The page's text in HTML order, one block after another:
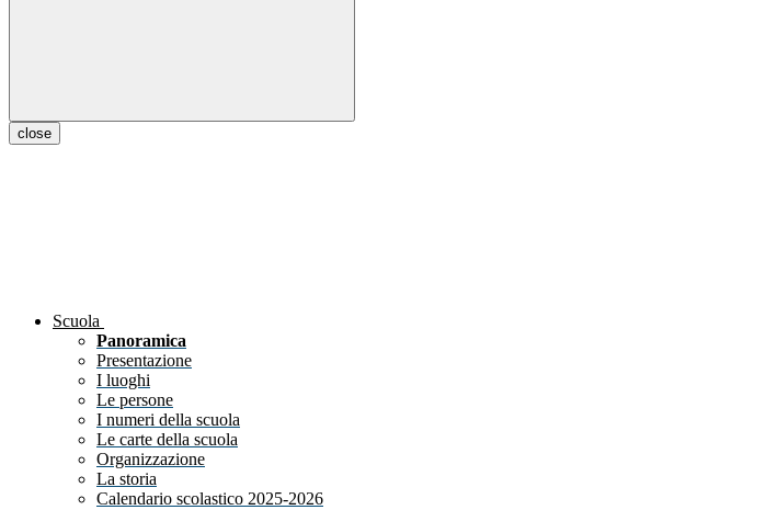
close
Scuola
Panoramica
Presentazione
I luoghi
Le persone
I numeri della scuola
Le carte della scuola
Organizzazione
La storia
Calendario scolastico 2025-2026